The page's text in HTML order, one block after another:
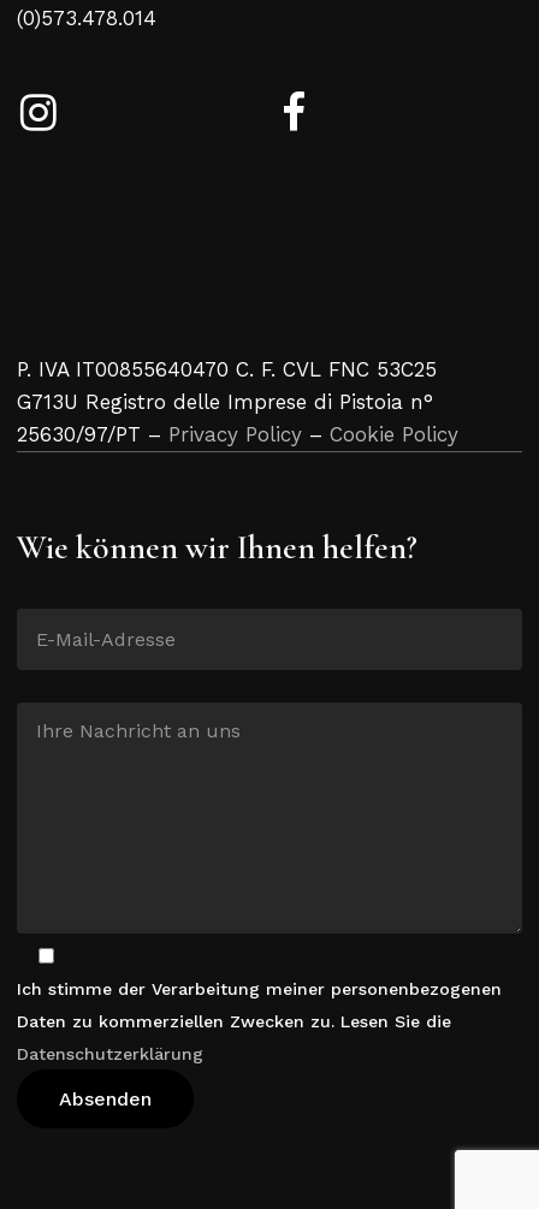
(0)573.478.014
P. IVA IT00855640470 C. F. CVL FNC 53C25
G713U Registro delle Imprese di Pistoia n°
25630/97/PT – Privacy Policy – Cookie Policy
Wie können wir Ihnen helfen?
Ich stimme der Verarbeitung meiner personenbezogenen
Daten zu kommerziellen Zwecken zu. Lesen Sie die
Datenschutzerklärung